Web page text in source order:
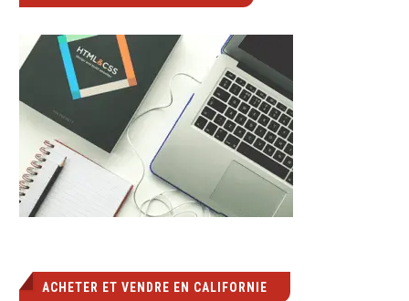
ACHETER ET VENDRE EN CALIFORNIE